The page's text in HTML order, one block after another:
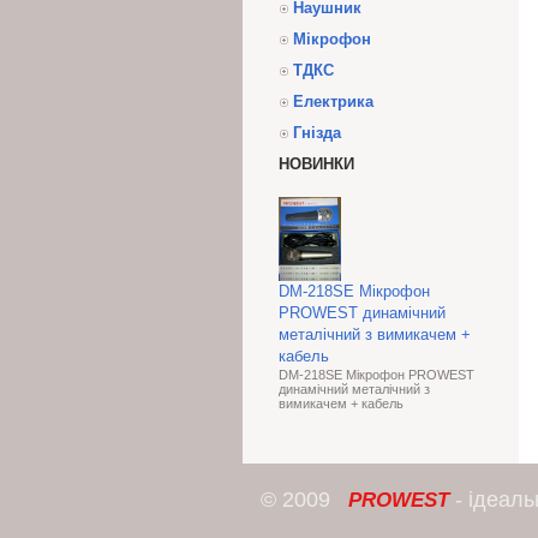
Наушник
Мікрофон
ТДКС
Електрика
Гнізда
НОВИНКИ
DM-218SE Мікрофон
PROWEST динамічний
металічний з вимикачем +
кабель
DM-218SE Мікрофон PROWEST
динамічний металічний з
вимикачем + кабель
© 2009 PROWEST-